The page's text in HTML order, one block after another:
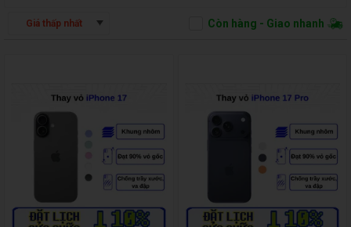
Giá thấp nhất Còn hàng - Giao nhanh